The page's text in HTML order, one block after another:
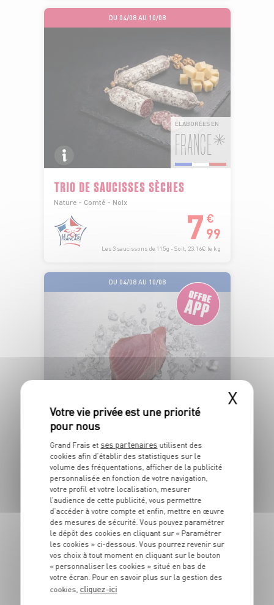
DU 04/08 AU 10/08
ÉLABORÉES EN
FRANCE*
TRIO DE SAUCISSES SÈCHES
Nature - Comté - Noix
7 €
99
Les 3 saucissons de 115g - Soit, 23.16€ le kg
DU 04/08 AU 10/08
OCÉAN PACIFIQUE
PAVÉ DE THON ALBACORE SASHIMI
Barquette de poids variable
OFFRE APP
6 72
-14,3% 576
Les 160g - Soit 35€99 le kg au lieu de 41€99 le kg
DU 27/07 AU 23/08
IGP VAR "MAS
X
Grand Frais et ses partenaires utilisent des
cookies afin d’établir des statistiques sur le
volume des fréquentations, afficher de la publicité
personnalisée en fonction de votre navigation,
votre profil et votre localisation, mesurer
l’audience de cette publicité, vous permettre
d’accéder à votre compte et enfin, mettre en œuvre
des mesures de sécurité. Vous pouvez paramétrer
le dépôt des cookies en cliquant sur « Paramétrer
les cookies » ci-dessous. Vous pourrez revenir sur
vos choix à tout moment en cliquant sur le bouton
« personnaliser les cookies » situé en bas de
votre écran. Pour en savoir plus sur la gestion des
cookies, cliquez-ici